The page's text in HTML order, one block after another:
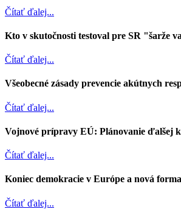
Čítať ďalej...
Kto v skutočnosti testoval pre SR "šarže
Čítať ďalej...
Všeobecné zásady prevencie akútnych
Čítať ďalej...
Vojnové prípravy EÚ: Plánovanie ďalšej
Čítať ďalej...
Koniec demokracie v Európe a nová
Čítať ďalej...